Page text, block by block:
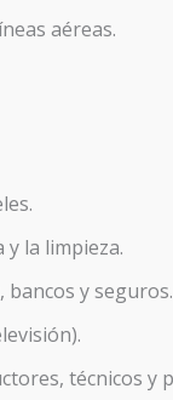
aéreas.
la limpieza.
y seguros.
técnicos y